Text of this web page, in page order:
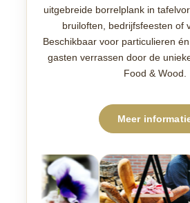
uitgebreide borrelplank in
bruiloften, bedrijfsfeesten of
Beschikbaar voor particulieren
gasten verrassen door de
Food & Wood.
Meer